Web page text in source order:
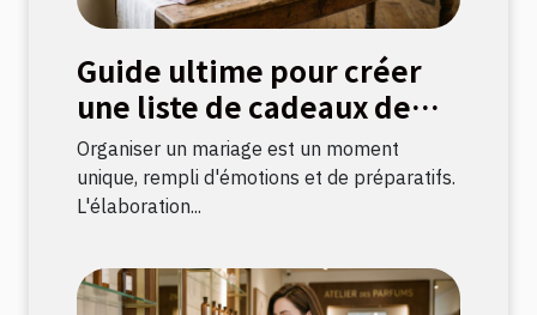
Guide ultime pour créer
une liste de cadeaux de
mariage parfaite
Organiser un mariage est un moment
unique, rempli d'émotions et de préparatifs.
L'élaboration...